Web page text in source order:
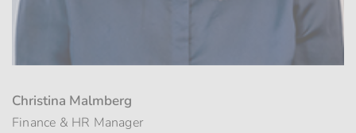
Christina Malmberg
Finance & HR Manager